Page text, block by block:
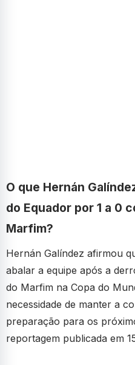
O que Hernán
do Equador por 1 a 0
Marfim?
Hernán Galíndez afirmou
abalar a equipe após a
do Marfim na Copa do
necessidade de manter a
preparação para os
reportagem publicada em